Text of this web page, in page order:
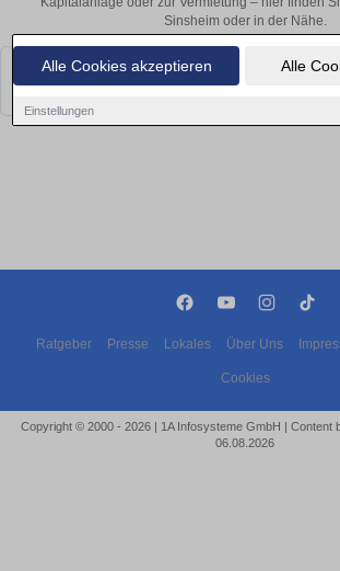
Alle Cookies akzeptieren Alle
Einstellungen
Sinsheim oder in der Nähe.
Leider konnten wir derzeit keine passenden Objekte
bald wieder vorbei!
Ratgeber Presse Lokales Über Uns
Cookies
Copyright © 2000 - 2026 | 1A Infosysteme GmbH | Content
06.08.2026